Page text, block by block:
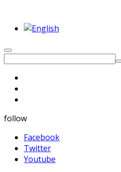
follow
Facebook
Twitter
Youtube